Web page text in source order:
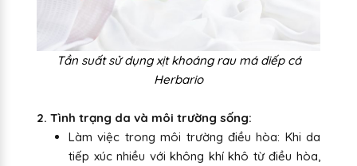
Tần suất sử dụng xịt khoáng rau má diếp cá
Herbario
2. Tình trạng da và môi trường sống:
Làm việc trong môi trường điều hòa: Khi da
tiếp xúc nhiều với không khí khô từ điều hòa,